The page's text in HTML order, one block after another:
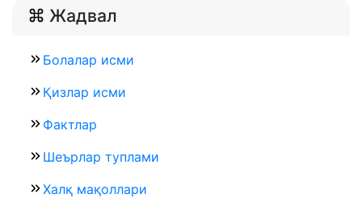
Жадвал
Болалар исми
Қизлар исми
Фактлар
Шеърлар туплами
Халқ мақоллари